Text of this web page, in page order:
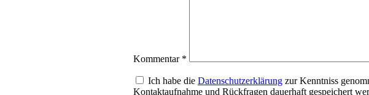
Kommentar *
Ich habe die Datenschutzerklärung zur Kenntniss
Kontaktaufnahme und Rückfragen dauerhaft gespeichert